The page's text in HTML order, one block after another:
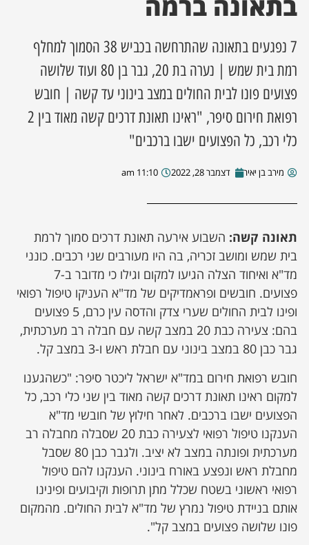
השבוע
מקומית
עסקים
7 נפגעים בתאונה שהתרחשה בכביש 38 הסמוך למחלף
רמת בית שמש | נערה בת 20, גבר בן 80 ועוד שלושה
פצועים פונו לבית החולים במצב בינוני עד קשה | חובש
רפואת חירום סיפר, "ראינו תאונת דרכים קשה מאוד בין 2
כלי רכב, כל הפצועים ישבו ברכבים"
מירב בן יאיר דצמבר 28, 2022 11:10 am
תאונה קשה: השבוע אירעה תאונת דרכים סמוך לרמת
בית שמש ומושב זכריה, בה היו מעורבים שני רכבים. כונני
מד"א ואיחוד הצלה הגיעו למקום וגילו כי מדובר ב-7
פצועים. חובשים ופראמדיקים של מד"א העניקו טיפול רפואי
ופינו לבית החולים שערי צדק והדסה עין כרם, 5 פצועים
בהם: צעירה כבת 20 במצב קשה עם חבלה רב מערכתית,
גבר כבן 80 במצב בינוני עם חבלת ראש ו-3 במצב קל.
חובש רפואת חירום במד"א ישראל ליכטר סיפר: "כשהגענו
למקום ראינו תאונת דרכים קשה מאוד בין שני כלי רכב, כל
הפצועים ישבו ברכבים. לאחר חילוץ של חובשי מד"א
הענקנו טיפול רפואי לצעירה כבת 20 שסבלה מחבלה רב
מערכתית ופונתה במצב לא יציב. ולגבר כבן 80 שסבל
מחבלת ראש ונפצע באורח בינוני. הענקנו להם טיפול
רפואי ראשוני בשטח שכלל מתן תרופות וקיבועים ופינינו
אותם בניידת טיפול נמרץ של מד"א לבית החולים. מהמקום
פונו שלושה פצועים במצב קל".